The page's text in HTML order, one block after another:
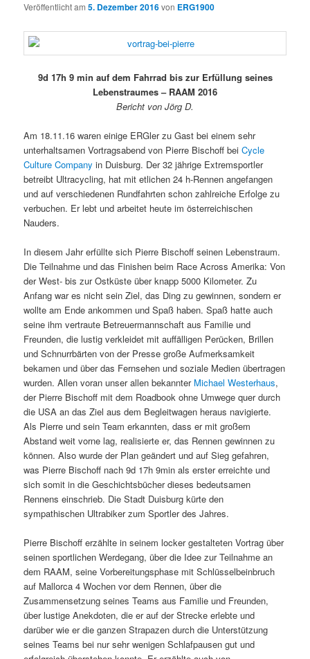
Veröffentlicht am5. Dezember 2016von ERG1900
9d 17h 9 min auf dem Fahrrad bis zur Erfüllung seines
Lebenstraumes – RAAM 2016
Bericht von Jörg D.
Am 18.11.16 waren einige ERGler zu Gast bei einem sehr
unterhaltsamen Vortragsabend von Pierre Bischoff beiCycle
Culture Company in Duisburg. Der 32 jährige Extremsportler
betreibt Ultracycling, hat mit etlichen 24 h-Rennen angefangen
und auf verschiedenen Rundfahrten schon zahlreiche Erfolge zu
verbuchen. Er lebt und arbeitet heute im österreichischen
Nauders.
In diesem Jahr erfüllte sich Pierre Bischoff seinen Lebenstraum.
Die Teilnahme und das Finishen beim Race Across Amerika: Von
der West- bis zur Ostküste über knapp 5000 Kilometer. Zu
Anfang war es nicht sein Ziel, das Ding zu gewinnen, sondern er
wollte am Ende ankommen und Spaß haben. Spaß hatte auch
seine ihm vertraute Betreuermannschaft aus Familie und
Freunden, die lustig verkleidet mit auffälligen Perücken, Brillen
und Schnurrbärten von der Presse große Aufmerksamkeit
bekamen und über das Fernsehen und soziale Medien übertragen
wurden. Allen voran unser allen bekannter Michael Westerhaus,
der Pierre Bischoff mit dem Roadbook ohne Umwege quer durch
die USA an das Ziel aus dem Begleitwagen heraus navigierte.
Als Pierre und sein Team erkannten, dass er mit großem
Abstand weit vorne lag, realisierte er, das Rennen gewinnen zu
können. Also wurde der Plan geändert und auf Sieg gefahren,
was Pierre Bischoff nach 9d 17h 9min als erster erreichte und
sich somit in die Geschichtsbücher dieses bedeutsamen
Rennens einschrieb. Die Stadt Duisburg kürte den
sympathischen Ultrabiker zum Sportler des Jahres.
Pierre Bischoff erzählte in seinem locker gestalteten Vortrag über
seinen sportlichen Werdegang, über die Idee zur Teilnahme an
dem RAAM, seine Vorbereitungsphase mit Schlüsselbeinbruch
auf Mallorca 4 Wochen vor dem Rennen, über die
Zusammensetzung seines Teams aus Familie und Freunden,
über lustige Anekdoten, die er auf der Strecke erlebte und
darüber wie er die ganzen Strapazen durch die Unterstützung
seines Teams bei nur sehr wenigen Schlafpausen gut und